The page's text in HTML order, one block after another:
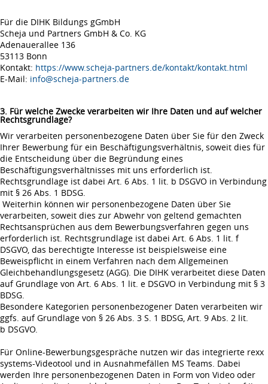
Für die DIHK Bildungs gGmbH
Scheja und Partners GmbH & Co. KG
Adenauerallee 136
53113 Bonn
Kontakt: https://www.scheja-partners.de/kontakt/kontakt.html
E-Mail: info@scheja-partners.de
3. Für welche Zwecke verarbeiten wir Ihre Daten und auf welcher
Rechtsgrundlage?
Wir verarbeiten personenbezogene Daten über Sie für den Zweck
Ihrer Bewerbung für ein Beschäftigungsverhältnis, soweit dies für
die Entscheidung über die Begründung eines
Beschäftigungsverhältnisses mit uns erforderlich ist.
Rechtsgrundlage ist dabei Art. 6 Abs. 1 lit. b DSGVO in Verbindung
mit § 26 Abs. 1 BDSG.
Weiterhin können wir personenbezogene Daten über Sie
verarbeiten, soweit dies zur Abwehr von geltend gemachten
Rechtsansprüchen aus dem Bewerbungsverfahren gegen uns
erforderlich ist. Rechtsgrundlage ist dabei Art. 6 Abs. 1 lit. f
DSGVO, das berechtigte Interesse ist beispielsweise eine
Beweispflicht in einem Verfahren nach dem Allgemeinen
Gleichbehandlungsgesetz (AGG). Die DIHK verarbeitet diese Daten
auf Grundlage von Art. 6 Abs. 1 lit. e DSGVO in Verbindung mit § 3
BDSG.
Besondere Kategorien personenbezogener Daten verarbeiten wir
ggfs. auf Grundlage von § 26 Abs. 3 S. 1 BDSG, Art. 9 Abs. 2 lit.
b DSGVO.
Für Online-Bewerbungsgespräche nutzen wir das integrierte rexx
systems-Videotool und in Ausnahmefällen MS Teams. Dabei
werden Ihre personenbezogenen Daten in Form von Video oder